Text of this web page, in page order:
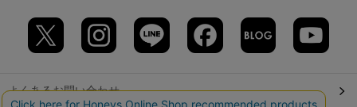
よくあるお問い合わせ